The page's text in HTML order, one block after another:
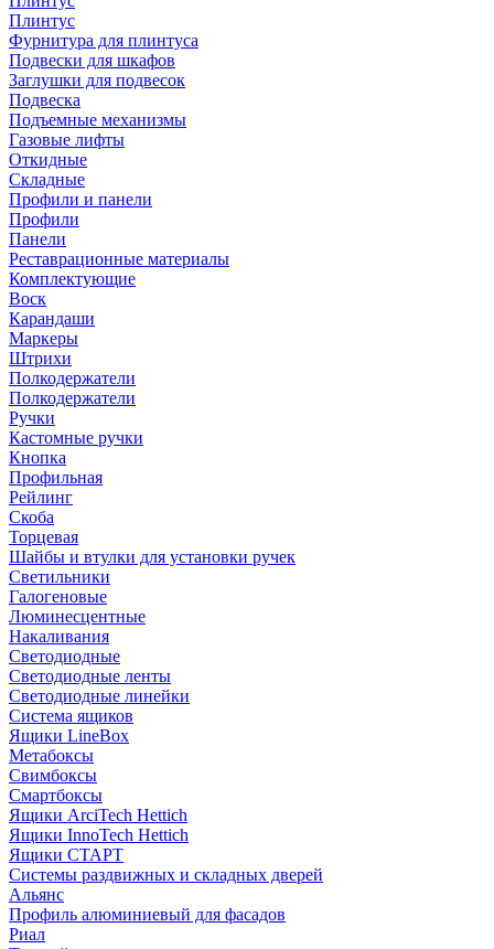
Плинтус
Фурнитура для плинтуса
Подвески для шкафов
Заглушки для подвесок
Подвеска
Подъемные механизмы
Газовые лифты
Откидные
Складные
Профили и панели
Профили
Панели
Реставрационные материалы
Комплектующие
Воск
Карандаши
Маркеры
Штрихи
Полкодержатели
Полкодержатели
Ручки
Кастомные ручки
Кнопка
Профильная
Рейлинг
Скоба
Торцевая
Шайбы и втулки для установки ручек
Светильники
Галогеновые
Люминесцентные
Накаливания
Светодиодные
Светодиодные ленты
Светодиодные линейки
Система ящиков
Ящики LineBox
Метабоксы
Свимбоксы
Смартбоксы
Ящики ArciTech Hettich
Ящики InnoTech Hettich
Ящики СТАРТ
Системы раздвижных и складных дверей
Альянс
Профиль алюминиевый для фасадов
Риал